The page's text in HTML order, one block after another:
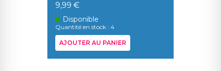
9,99 €
Disponible
Quantité en stock : 4
AJOUTER AU PANIER